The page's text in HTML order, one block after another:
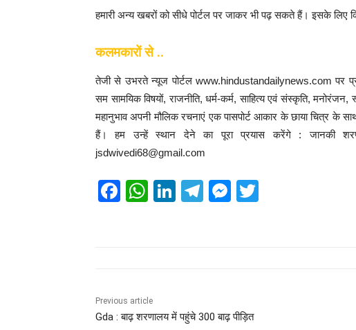
हमारी अन्य खबरों को सीधे पोर्टल पर जाकर भी पढ़ सकते हैं। इसके लिए
कलमकारों से ..
तेजी से उभरते न्यूज पोर्टल www.hindustandailynews.com पर
सम सामयिक विषयों, राजनीति, धर्म-कर्म, साहित्य एवं संस्कृति,
महानुभाव अपनी मौलिक रचनाएं एक पासपोर्ट आकार के छाया चित्र के
हैं। हम उन्हें स्थान देने का पूरा प्रयास करेंगे : जानकी शरण
jsdwivedi68@gmail.com
F
o
o
W
p
p
Li
T
M
er
Previous article
Gda : बाढ़ शरणालय में पहुंचे 300 बाढ़ पीड़ित